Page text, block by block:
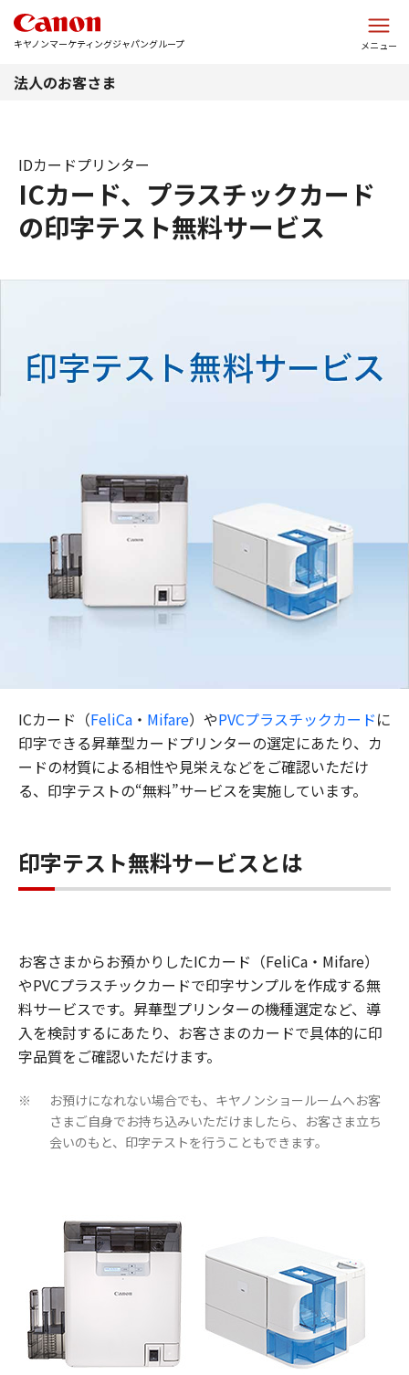
キヤノンマーケティングジャパングループ メニュー
法人のお客さま
ICカード、プラスチックカード
の印字テスト無料サービス
IDカードプリンター
ICカード（FeliCa ・ Mifare）やPVCプラスチックカードに
印字できる昇華型カードプリンターの選定にあたり、カ
ードの材質による相性や見栄えなどをご確認いただけ
る、印字テストの“無料”サービスを実施しています。
印字テスト無料サービスとは
お客さまからお預かりしたICカード（FeliCa・Mifare）
やPVCプラスチックカードで印字サンプルを作成する無
料サービスです。昇華型プリンターの機種選定など、導
入を検討するにあたり、お客さまのカードで具体的に印
字品質をご確認いただけます。
※
お預けになれない場合でも、キヤノンショールームへお客
さまご自身でお持ち込みいただけましたら、お客さま立ち
会いのもと、印字テストを行うこともできます。